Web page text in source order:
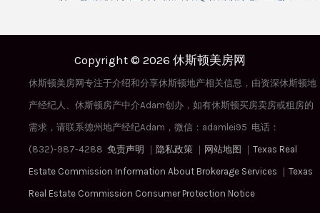
Copyright © 2026 休斯顿美房网
休斯顿美房网专注于介绍和分享休斯顿地产相关信息，由资深休斯顿地
产经纪人、休斯顿房产中介Adam创办，如有休斯顿买房卖房或租房的
需求，请联系德州地产经纪Adam，微信：adamlei95 电话：
(832)-987-4288 免责声明 ｜ 隐私政策 ｜ 网站地图 ｜ Texas Real
Estate Commission Information About Brokerage Services ｜ Texas
Real Estate Commission Consumer Protection Notice